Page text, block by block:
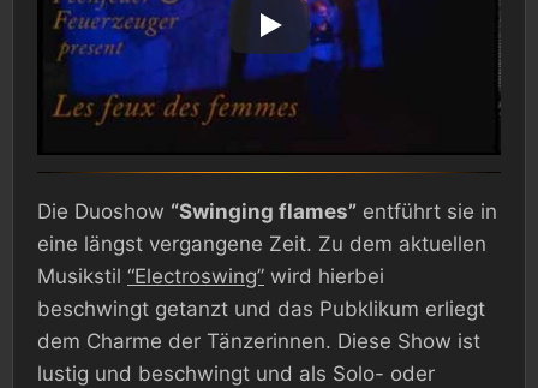
Die Duoshow “Swinging flames” entführt sie in
eine längst vergangene Zeit. Zu dem aktuellen
Musikstil “Electroswing” wird hierbei
beschwingt getanzt und das Pubklikum erliegt
dem Charme der Tänzerinnen. Diese Show ist
lustig und beschwingt und als Solo- oder